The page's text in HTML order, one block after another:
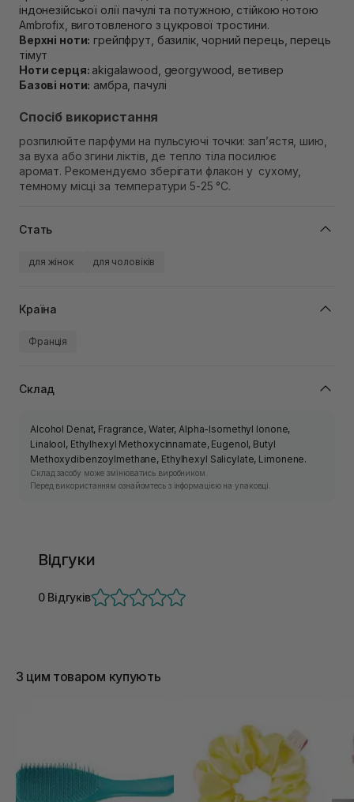
індонезійської олії пачулі та потужною, стійкою нотою
Ambrofix, виготовленого з цукрової тростини.
Верхні ноти: грейпфрут, базилік, чорний перець, перець
тімут
Ноти серця: akigalawood, georgywood, ветивер
Базові ноти: амбра, пачулі
Спосіб використання
розпилюйте парфуми на пульсуючі точки: зап’ястя, шию,
за вуха або згини ліктів, де тепло тіла посилює
аромат. Рекомендуємо зберігати флакон у сухому,
темному місці за температури 5-25 °C.
Стать
для жінок для чоловіків
Країна
Франція
Склад
Alcohol Denat, Fragrance, Water, Alpha-Isomethyl Ionone,
Linalool, Ethylhexyl Methoxycinnamate, Eugenol, Butyl
Methoxydibenzoylmethane, Ethylhexyl Salicylate, Limonene.
Склад засобу може змінюватись виробником.
Перед використанням ознайомтесь з інформацією на упаковці.
Відгуки
0 Відгуків
З цим товаром купують